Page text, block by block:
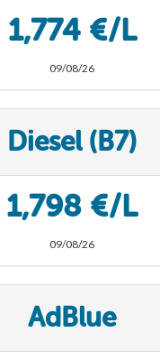
1,774 €/L
09/08/26
Diesel (B7)
1,798 €/L
09/08/26
AdBlue